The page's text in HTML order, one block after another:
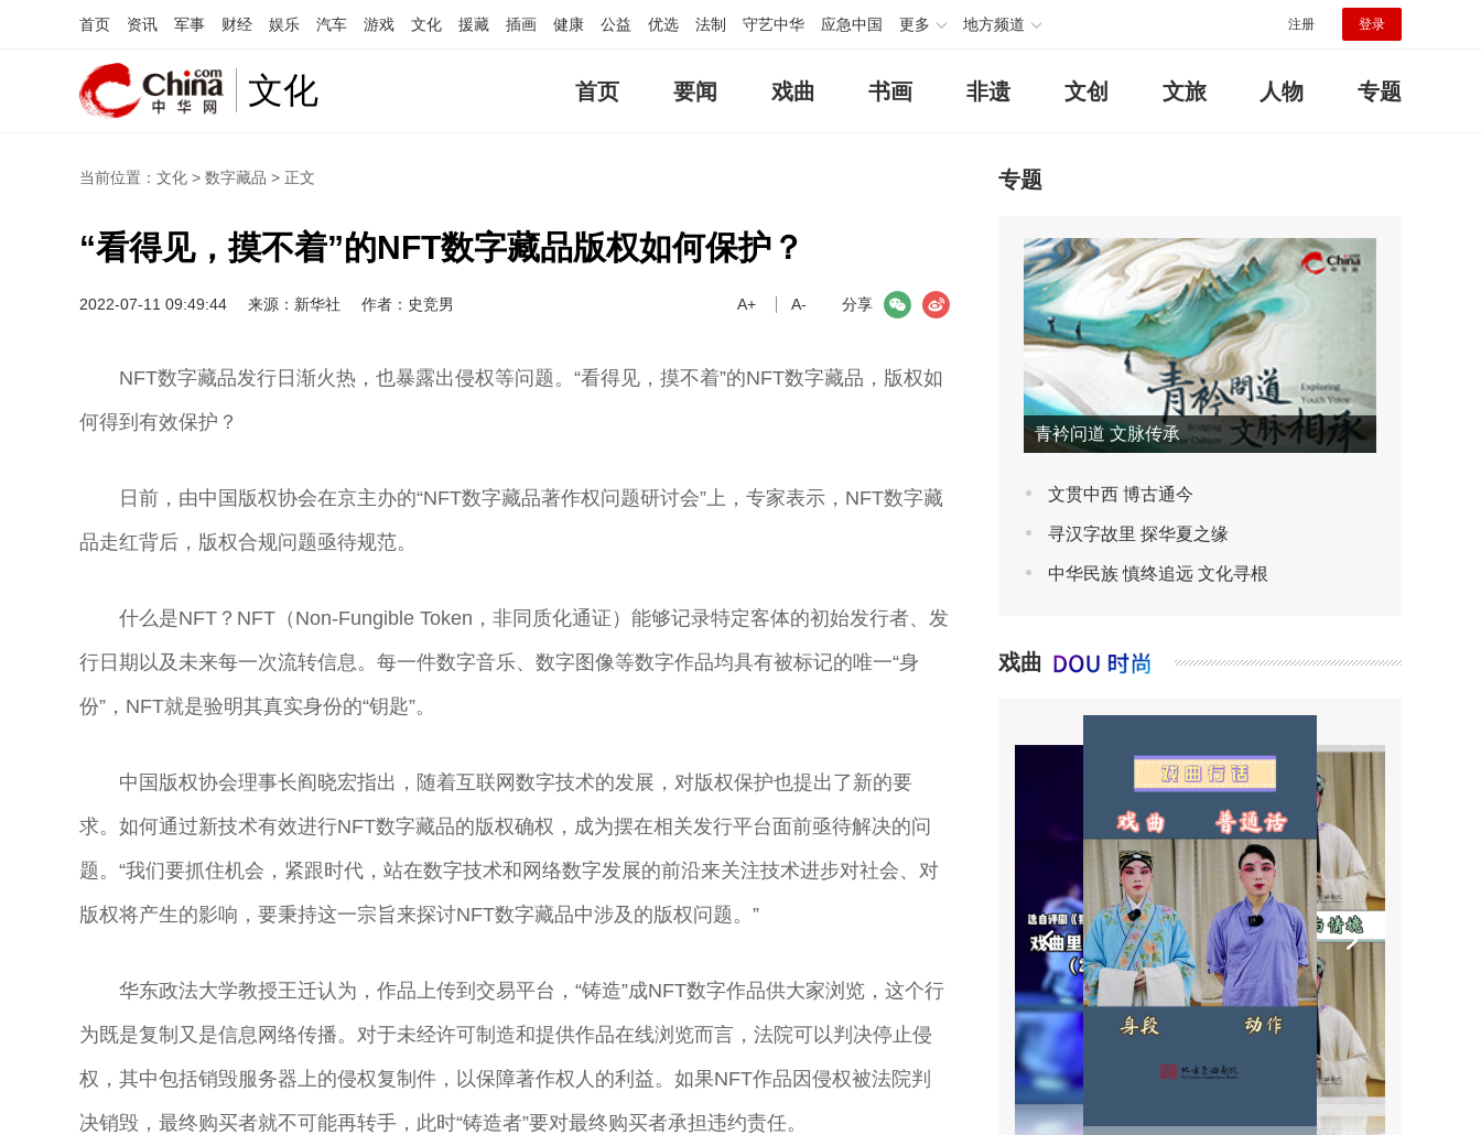
首页 资讯 军事 财经 娱乐 汽车 游戏 文化 援藏 插画 健康 公益 优选 法制 守艺中华 应急中国 更多 地方频道 注册 登录
文化 首页 要闻 戏曲 书画 非遗 文创 文旅 人物 专题
当前位置： 文化 > 数字藏品 > 正文
“看得见，摸不着”的NFT数字藏品版权如何保护？
2022-07-11 09:49:44 来源：新华社 作者：史竞男 分享
微信
A+ A-
NFT数字藏品发行日渐火热，也暴露出侵权等问题。“看得见，摸不着”的NFT数字藏品，版权如
何得到有效保护？
日前，由中国版权协会在京主办的“NFT数字藏品著作权问题研讨会”上，专家表示，NFT数字藏
品走红背后，版权合规问题亟待规范。
什么是NFT？NFT（Non-Fungible Token，非同质化通证）能够记录特定客体的初始发行者、发
行日期以及未来每一次流转信息。每一件数字音乐、数字图像等数字作品均具有被标记的唯一“身
份”，NFT就是验明其真实身份的“钥匙”。
中国版权协会理事长阎晓宏指出，随着互联网数字技术的发展，对版权保护也提出了新的要
求。如何通过新技术有效进行NFT数字藏品的版权确权，成为摆在相关发行平台面前亟待解决的问
题。“我们要抓住机会，紧跟时代，站在数字技术和网络数字发展的前沿来关注技术进步对社会、对
版权将产生的影响，要秉持这一宗旨来探讨NFT数字藏品中涉及的版权问题。”
华东政法大学教授王迁认为，作品上传到交易平台，“铸造”成NFT数字作品供大家浏览，这个行
为既是复制又是信息网络传播。对于未经许可制造和提供作品在线浏览而言，法院可以判决停止侵
权，其中包括销毁服务器上的侵权复制件，以保障著作权人的利益。如果NFT作品因侵权被法院判
决销毁，最终购买者就不可能再转手，此时“铸造者”要对最终购买者承担违约责任。
专题
青衿问道 文脉传承
文贯中西 博古通今
寻汉字故里 探华夏之缘
中华民族 慎终追远 文化寻根
戏曲